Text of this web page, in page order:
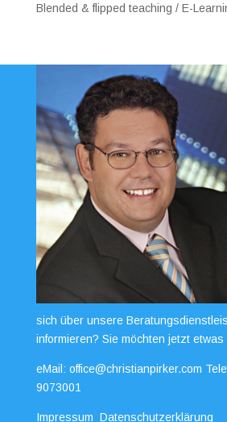
Blended & flipped teaching / E-
sich über unsere
informieren? Sie möchten jetzt etwas
eMail: office@christianpirker.com
9073001
Impressum Datenschutzerklärung